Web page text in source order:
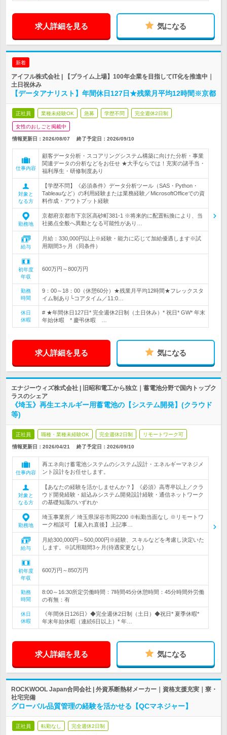
求人詳細を見る 気になる
新着
アイフル株式会社 | 【プライム上場】100年企業を目指してIT化を推進中｜
土日祝休み
【データアナリスト】年間休日127日★残業月平均12時間※京都
正社員 業種未経験OK 急募 学歴不問 完全週休2日制
女性のおしごと掲載中
情報更新日：2026/08/07 終了予定日： 2026/09/10
仕事内容
顧客データ分析・スコアリングシステム構築に向けた分析・事業
関連データの分析などをお任せ ★大手ならでは！充実の諸手当・
福利厚生・研修制度あり
対象と
なる方
【学歴不問】《必須条件》データ分析ツール（SAS・Python・
Tableauなど）の利用経験または業務経験／MicrosoftOfficeでの資
料作成・アウトプット経験
勤務地
京都府京都市下京区高砂町381-1 ※将来的に配置転換により、当
社拠点全般へ異動となる可能性があり…
給与
月給：330,000円以上※経験・能力に応じて加給優遇します※試
用期間3ヶ月（同条件）
初年度
年収
600万円～800万円
勤務
時間
9：00～18：00（休憩60分）★残業月平均12時間★フレックスタ
イム制あり└コアタイム／11:0…
休日
休暇
# ★年間休日127日* 完全週休2日制（土日休み）* 祝日* GW* 年末
年始休暇 * 慶弔休暇 …
求人詳細を見る 気になる
エナジーウィズ株式会社 | 旧昭和電工から独立｜蓄電池分野で国内トップク
ラスのシェア
《埼玉》再生エネルギー用蓄電池の【システム開発】(クラウド
等)
正社員 職種・業種未経験OK 完全週休2日制 リモートワーク可
情報更新日：2026/04/21 終了予定日： 2026/09/10
仕事内容
再エネ向け蓄電池システムのシステム設計・エネルギーマネジメ
ント設計をお任せします。
対象と
なる方
【あなたの経験を活かしませんか？】《必須》高専卒以上／クラ
ウド開発経験・組込みシステム開発設計経験・通信ネットワーク
の基礎知識のいずれか
勤務地
埼玉事業所／ 埼玉県深谷市岡2200 ※転勤当面なし ※リモートワ
ーク相談可 【雇入れ直後】上記事…
給与
月給300,000円～500,000円※経験、スキルなどを考慮し決定いた
します。※試用期間3ヶ月(待遇変更なし)
初年度
年収
600万円～850万円
勤務
時間
8:00～16:30所定労働時間：7時間45分休憩時間：45分時間外労働
の有無：有
休日
休暇
《年間休日126日》◆完全週休2日制（土日）◆祝日* 夏季休暇*
年末年始休暇（連続6日以上）* 年…
求人詳細を見る 気になる
ROCKWOOL Japan合同会社 | 外資系断熱材メーカー｜資格支援充実｜寮・
社宅完備
グローバル品質管理の経験を活かせる【QCマネジャー】
正社員 転勤なし 完全週休2日制